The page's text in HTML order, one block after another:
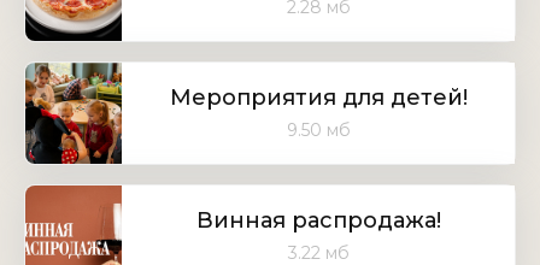
2.28 мб
Мероприятия для детей!
9.50 мб
Винная распродажа!
3.22 мб